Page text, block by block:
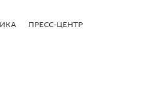
ПРЕСС-ЦЕНТР